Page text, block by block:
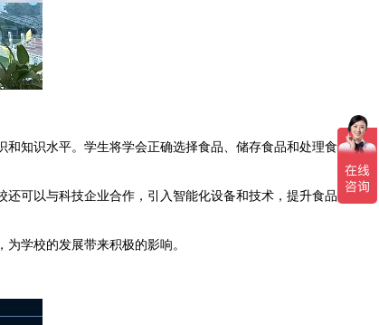
知识水平。学生将学会正确选择食品、储存食品和处理食品的
可以与科技企业合作，引入智能化设备和技术，提升食品安全
学校的发展带来积极的影响。